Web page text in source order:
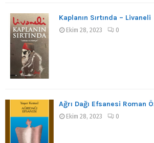
Kaplanın Sırtında – Livaneli
Ekim 28, 2023 0
Ağrı Dağı Efsanesi Roman
Ekim 28, 2023 0